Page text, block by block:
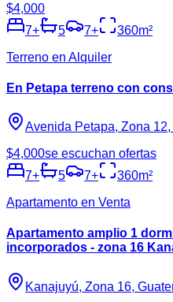
$4,000
7+ 5 7+ 360m²
Terreno en Alquiler
En Petapa terreno con
Avenida Petapa, Zona
$4,000se escuchan ofertas
7+ 5 7+ 360m²
Apartamento en Venta
Apartamento amplio 1
incorporados - zona 16
Kanajuyú, Zona 16,